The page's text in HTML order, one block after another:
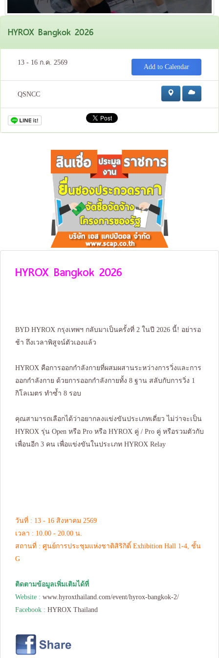
HYROX Bangkok 2026
13 - 16 ก.ค. 2569
Add to Calendar
QSNCC
HYROX Bangkok 2026
BYD HYROX กรุงเทพฯ กลับมาเป็นครั้งที่ 2 ในปี 2026 นี้! อย่ารอ
ช้า ถึงเวลาพิสูจน์ตัวเองแล้ว
HYROX คือการออกกำลังกายที่ผสมผสานระหว่างการวิ่งและการ
ออกกำลังกาย ด้วยการออกกำลังกายทั้ง 8 ฐาน สลับกับการวิ่ง 1
กิโลเมตร ทำซ้ำ 8 รอบ
คุณสามารถเลือกได้ว่าอยากลงแข่งขันประเภทเดี่ยว ไม่ว่าจะเป็น
HYROX รุ่น Open หรือ Pro หรือ HYROX คู่ / Pro คู่ หรือรวมตัวกับ
เพื่อนอีก 3 คน เพื่อแข่งขันในประเภท HYROX Relay
วันที่ : 13 - 16 สิงหาคม 2569
เวลา : 10.00 - 20.00 น.
สถานที่ : ศูนย์การประชุมแห่งชาติสิริกิติ์ Exhibition Hall 1-4, ชั้น
G
ติดตามข้อมูลเพิ่มเติมได้ที่
Website : www.hyroxthailand.com/event/hyrox-bangkok-2/
Facebook : HYROX Thailand